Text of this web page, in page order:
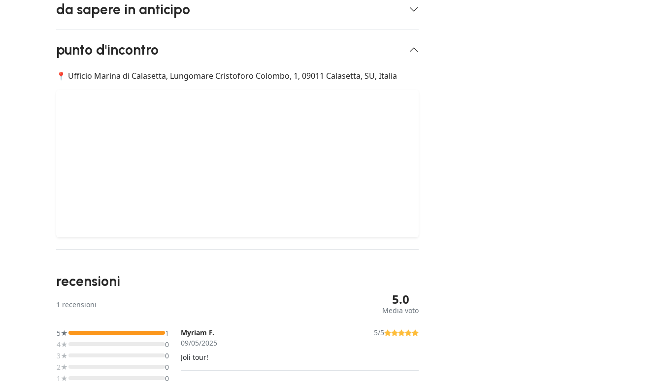
da sapere in anticipo
punto d'incontro
📍 Ufficio Marina di Calasetta, Lungomare Cristoforo Colombo, 1, 09011 Calasetta, SU, Italia
recensioni
1 recensioni 5.0
Media voto
5★
1
4★
0
3★
0
2★
0
1★
0
Myriam F.
09/05/2025
5/5
Joli tour!